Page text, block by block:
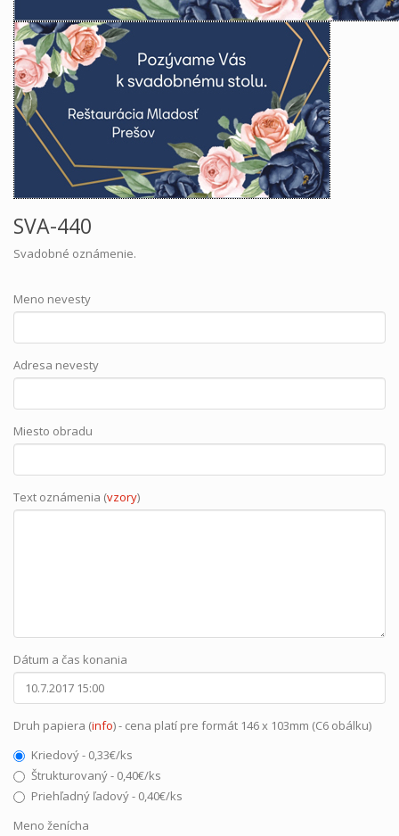
SVA-440
Svadobné oznámenie.
Meno nevesty
Adresa nevesty
Miesto obradu
Text oznámenia (vzory)
Dátum a čas konania
Druh papiera (info) - cena platí pre formát 146 x 103mm (C6 obálku)
Kriedový - 0,33€/ks
Štrukturovaný - 0,40€/ks
Priehľadný ľadový - 0,40€/ks
Meno ženícha